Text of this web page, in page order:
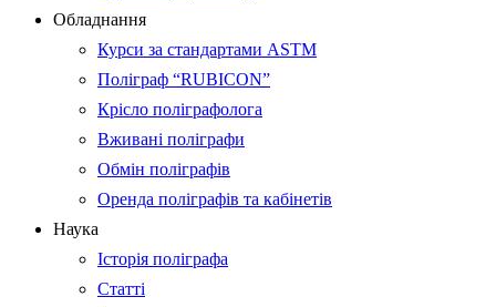
Обладнання
Курси за стандартами ASTM
Поліграф “RUBICON”
Крісло поліграфолога
Вживані поліграфи
Обмін поліграфів
Оренда поліграфів та кабінетів
Наука
Історія поліграфа
Статті